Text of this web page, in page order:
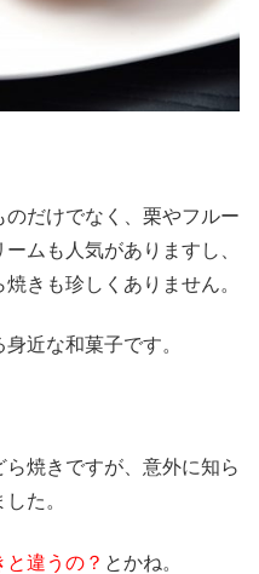
だけでなく、栗やフルー
ムも人気がありますし、
きも珍しくありません。
近な和菓子です。
焼きですが、意外に知ら
た。
違うの？ とかね。